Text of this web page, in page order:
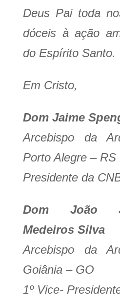
Deus Pai toda
dóceis à ação
do Espírito Santo.
Em Cristo,
Dom Jaime
Arcebispo da
Porto Alegre – RS
Presidente da
Dom João
Medeiros Silva
Arcebispo da
Goiânia – GO
1º Vice-